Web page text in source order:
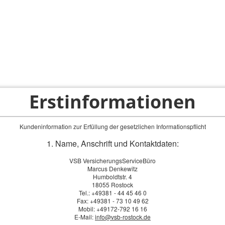
Erstinformationen
Kundeninformation zur Erfüllung der gesetzlichen Informationspflicht
1. Name, Anschrift und Kontaktdaten:
VSB VersicherungsServiceBüro
Marcus Denkewitz
Humboldtstr. 4
18055 Rostock
Tel.: +49381 - 44 45 46 0
Fax: +49381 - 73 10 49 62
Mobil: +49172-792 16 16
E-Mail:info@vsb-rostock.de